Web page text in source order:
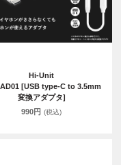
Hi-Unit
[USB type-C to 3.5mm
変換アダプタ]
990円 (税込)